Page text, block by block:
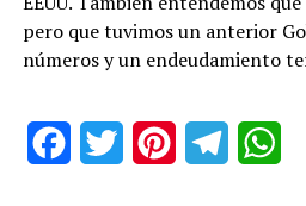
pero que tuvimos un anterior
números y un endeudamiento
FacebookTwitter PinterestTelegram